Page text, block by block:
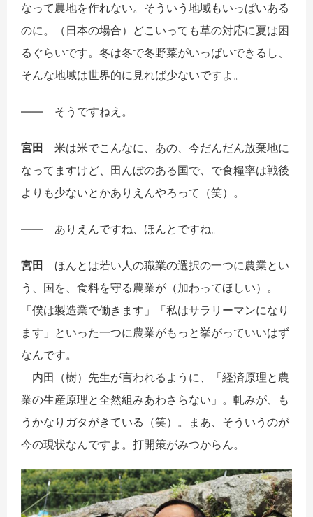
なって農地を作れない。そういう地域もいっぱいある
のに。（日本の場合）どこいっても草の対応に夏は困
るぐらいです。冬は冬で冬野菜がいっぱいできるし、
そんな地域は世界的に見れば少ないですよ。
―― そうですねえ。
宮田 米は米でこんなに、あの、今だんだん放棄地に
なってますけど、田んぼのある国で、で食糧率は戦後
よりも少ないとかありえんやろって（笑）。
―― ありえんですね、ほんとですね。
宮田 ほんとは若い人の職業の選択の一つに農業とい
う、国を、食料を守る農業が（加わってほしい）。
「僕は製造業で働きます」「私はサラリーマンになり
ます」といった一つに農業がもっと挙がっていいはず
なんです。
内田（樹）先生が言われるように、「経済原理と農
業の生産原理と全然組みあわさらない」。軋みが、も
うかなりガタがきている（笑）。まあ、そういうのが
今の現状なんですよ。打開策がみつからん。